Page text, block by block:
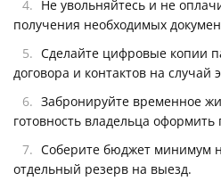
Не увольняйтесь и не
получения необходимых
Сделайте цифровые копии
договора и контактов на случай
Забронируйте временное
готовность владельца
Соберите бюджет минимум
отдельный резерв на выезд.